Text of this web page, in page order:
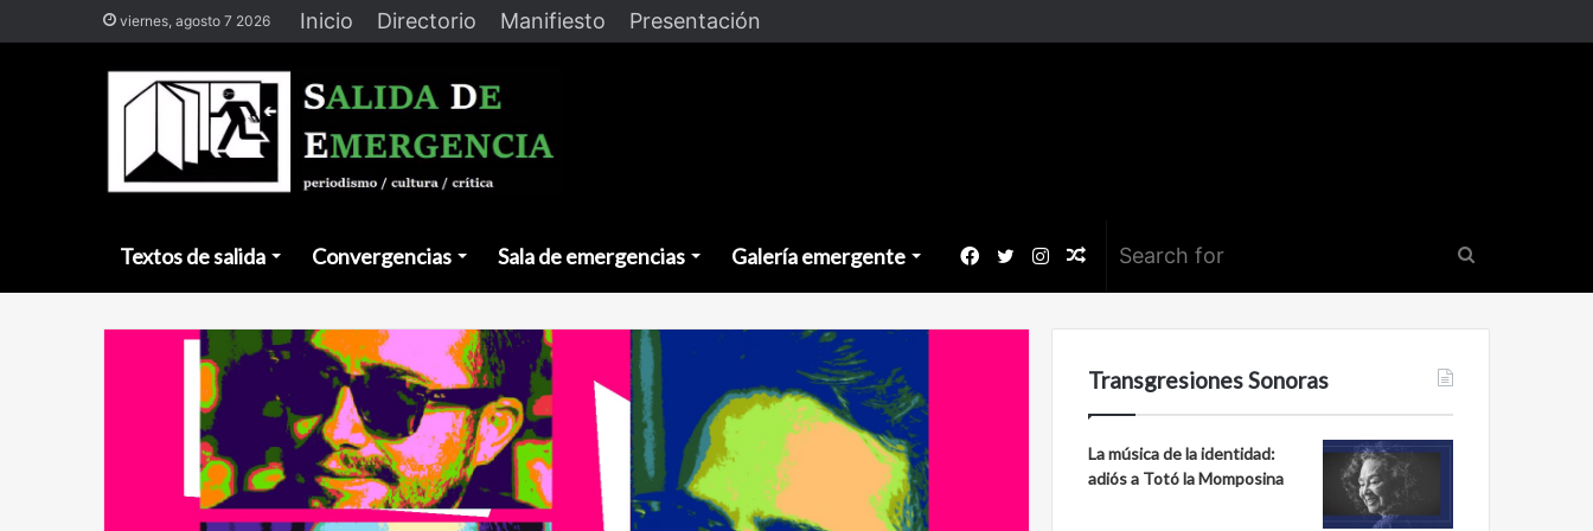
viernes, agosto 7 2026 Inicio Directorio Manifiesto Presentación
Textos de salida Convergencias Sala de emergencias Galería emergente
for
Random
Article
Instagram
Twitter
Facebook
Transgresiones Sonoras
La música de la identidad:
adiós a Totó la Momposina